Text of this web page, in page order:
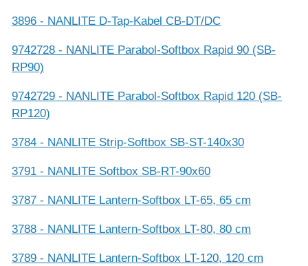
3896 - NANLITE D-Tap-Kabel CB-DT/DC
9742728 - NANLITE Parabol-Softbox Rapid 90 (SB-
RP90)
9742729 - NANLITE Parabol-Softbox Rapid 120 (SB-
RP120)
3784 - NANLITE Strip-Softbox SB-ST-140x30
3791 - NANLITE Softbox SB-RT-90x60
3787 - NANLITE Lantern-Softbox LT-65, 65 cm
3788 - NANLITE Lantern-Softbox LT-80, 80 cm
3789 - NANLITE Lantern-Softbox LT-120, 120 cm